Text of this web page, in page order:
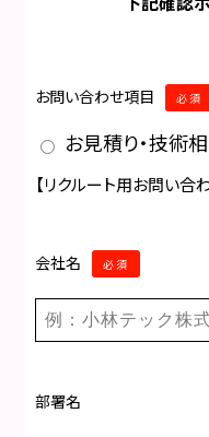
お問い合わせ項目 必須
お見積り・技術
【リクルート用お問い合
会社名 必須
部署名